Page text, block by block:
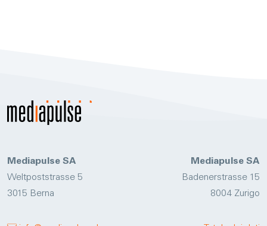
Mediapulse SA
Weltpoststrasse 5
3015 Berna
Mediapulse SA
Badenerstrasse 15
8004 Zurigo